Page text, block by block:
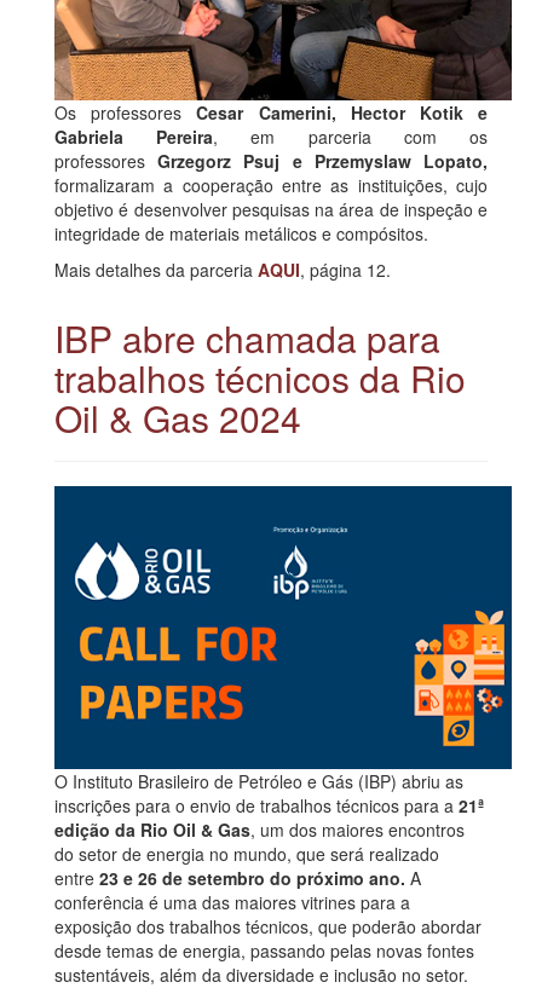
Os professoresCesar Camerini, Hector Kotik e
Gabriela Pereira, em parceria com os
professoresGrzegorz Psuj e Przemyslaw Lopato,
formalizaram a cooperação entre as instituições, cujo
objetivo é desenvolver pesquisas na área de inspeção e
integridade de materiais metálicos e compósitos.
Mais detalhes da parceria AQUI, página 12.
IBP abre chamada para
trabalhos técnicos da Rio
Oil & Gas 2024
O Instituto Brasileiro de Petróleo e Gás (IBP) abriu as
inscrições para o envio de trabalhos técnicos para a 21ª
edição da Rio Oil & Gas, um dos maiores encontros
do setor de energia no mundo, que será realizado
entre 23 e 26 de setembro do próximo ano. A
conferência é uma das maiores vitrines para a
exposição dos trabalhos técnicos, que poderão abordar
desde temas de energia, passando pelas novas fontes
sustentáveis, além da diversidade e inclusão no setor.